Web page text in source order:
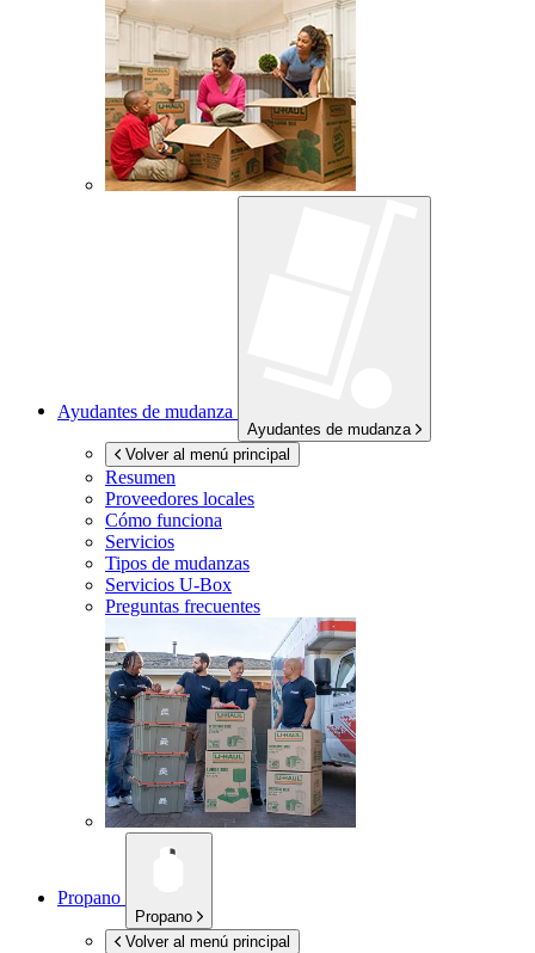
Ayudantes de mudanza
Ayudantes de mudanza
Volver al menú principal
Resumen
Proveedores locales
Cómo funciona
Servicios
Tipos de mudanzas
Servicios U-Box
Preguntas frecuentes
Propano
Propano
Volver al menú principal